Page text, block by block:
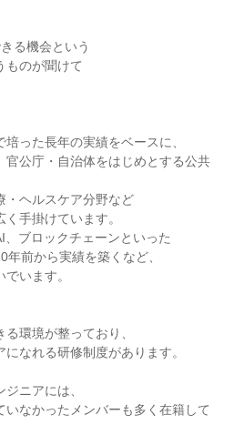
る機会という
ものが聞けて
った長年の実績をベースに、
官公庁・自治体をはじめとする公共
・ヘルスケア分野など
手掛けています。
ブロックチェーンといった
前から実績を築くなど、
います。
環境が整っており、
なれる研修制度があります。
ニアには、
なかったメンバーも多く在籍して